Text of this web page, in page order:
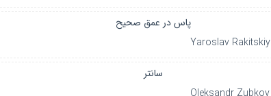
پاس در عمق صحیح
Yaroslav Rakitskiy
سانتر